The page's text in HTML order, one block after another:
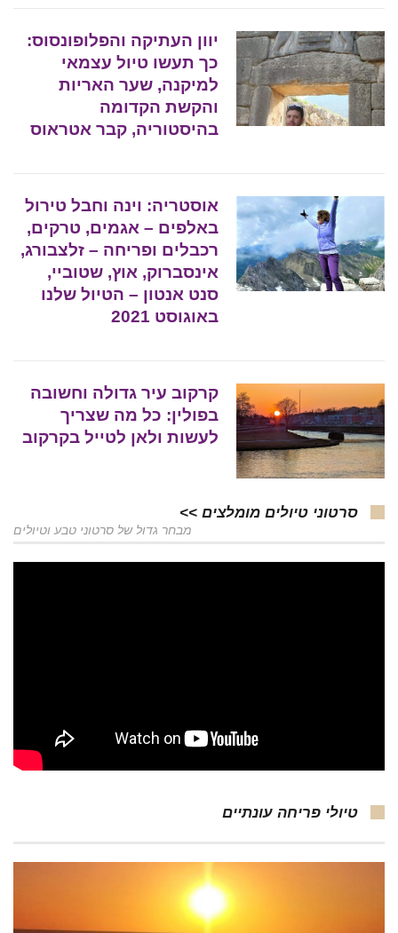
יוון העתיקה והפלופונסוס:
כך תעשו טיול עצמאי
למיקנה, שער האריות
והקשת הקדומה
בהיסטוריה, קבר אטראוס
אוסטריה: וינה וחבל טירול
באלפים – אגמים, טרקים,
רכבלים ופריחה – זלצבורג,
אינסברוק, אוץ, שטוביי,
סנט אנטון – הטיול שלנו
באוגוסט 2021
קרקוב עיר גדולה וחשובה
בפולין: כל מה שצריך
לעשות ולאן לטייל בקרקוב
סרטוני טיולים מומלצים >>
מבחר גדול של סרטוני טבע וטיולים
טיולי פריחה עונתיים